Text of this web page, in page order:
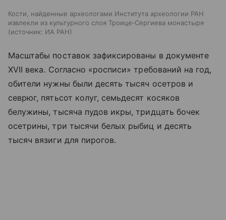
Кости, найденные археологами Института археологии РАН
извлекли из культурного слоя Троице‑Сергиева монастыря
источник: ИА РАН
Масштабы поставок зафиксированы в документе
XVII века. Согласно «росписи» требований на год,
обители нужны были десять тысяч осетров и
севрюг, пятьсот колуг, семьдесят косяков
белужины, тысяча пудов икры, тридцать бочек
осетрины, три тысячи белых рыбиц и десять
тысяч вязиги для пирогов.